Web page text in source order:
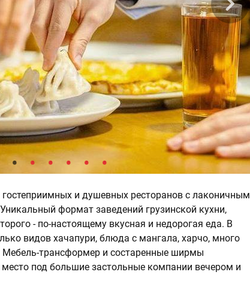
гостеприимных и душевных ресторанов с лаконичным
формат заведений грузинской кухни,
- по-настоящему вкусная и недорогая еда. В
видов хачапури, блюда с мангала, харчо, много
трансформер и состаренные ширмы
под большие застольные компании вечером и